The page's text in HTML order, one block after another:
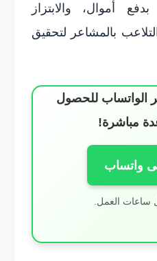
أموال، والابتزاز
بالمشاعر لتحقيق
الواتساب للحصول
مباشرة!
واتساب
ساعات العمل.